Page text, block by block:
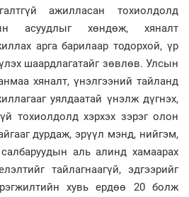
ажилласан тохиолдолд
асуудлыг хөндөж, хяналт
арга барилаар тодорхой, үр
шаардлагатайг зөвлөв. Улсын
хяналт, үнэлгээний тайланд
уялдаатай үнэлж дүгнэх,
тохиолдолд хэрхэх зэрэг олон
дурдаж, эрүүл мэнд, нийгэм,
аль алинд хамаарах
тайлагнаагүй, эдгээрийг
хувь ердөө 20 болж